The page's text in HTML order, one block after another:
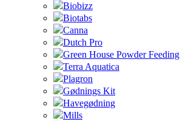
Biobizz
Biotabs
Canna
Dutch Pro
Green House Powder Feeding
Terra Aquatica
Plagron
Gødnings Kit
Havegødning
Mills